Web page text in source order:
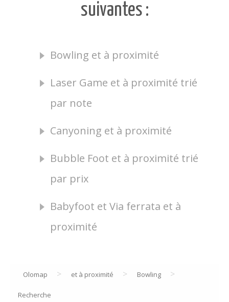
suivantes :
Bowling et à proximité
Laser Game et à proximité trié
par note
Canyoning et à proximité
Bubble Foot et à proximité trié
par prix
Babyfoot et Via ferrata et à
proximité
Olomap > et à proximité > Bowling >
Recherche